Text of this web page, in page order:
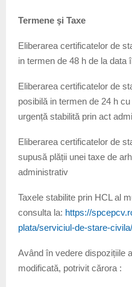
Termene şi Taxe
Eliberarea certificatelor de
in termen de 48 h de la data
Eliberarea certificatelor de
posibilă in termen de 24 h
urgență stabilită prin act
Eliberarea certificatelor de
supusă plății unei taxe de
administrativ
Taxele stabilite prin HCL al
consulta la: https://
plata/serviciul-de-stare-civila/
Având în vedere dispozițiile
modificată, potrivit cărora :